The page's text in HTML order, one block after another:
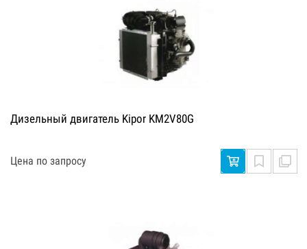
Дизельный двигатель Kipor KM2V80G
Цена по запросу